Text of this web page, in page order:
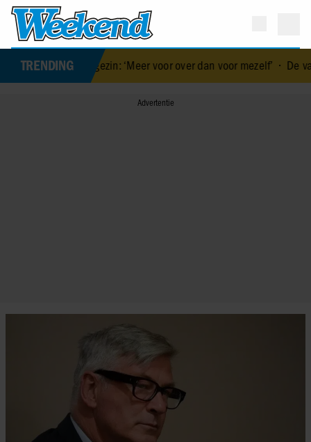
TRENDING
gezin: ‘Meer voor over dan voor mezelf’•De